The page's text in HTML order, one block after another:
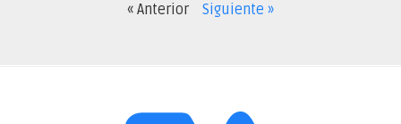
« Anterior Siguiente »